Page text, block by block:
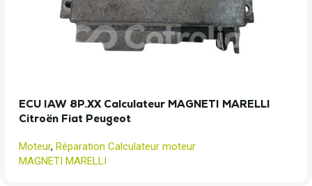
ECU IAW 8P.XX Calculateur MAGNETI MARELLI
Citroën Fiat Peugeot
Moteur, Réparation Calculateur moteur
MAGNETI MARELLI